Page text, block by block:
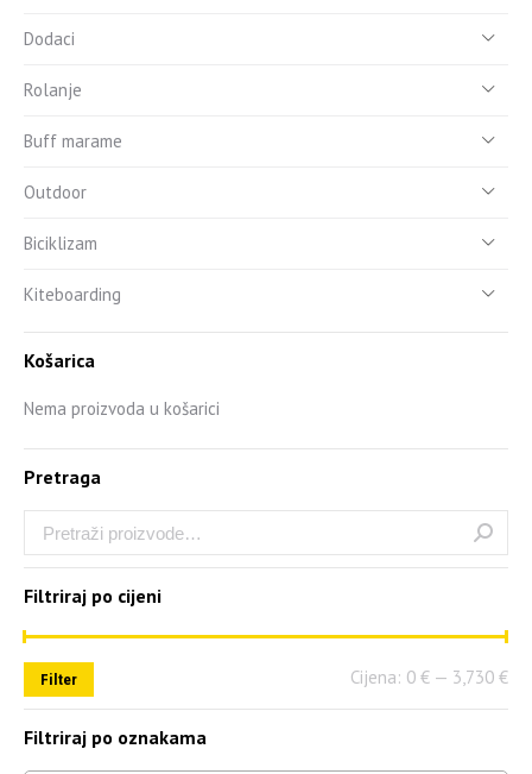
Dodaci
Rolanje
Buff marame
Outdoor
Biciklizam
Kiteboarding
Košarica
Nema proizvoda u košarici
Pretraga
Filtriraj po cijeni
Filter Cijena: 0 € — 3,730 €
Filtriraj po oznakama